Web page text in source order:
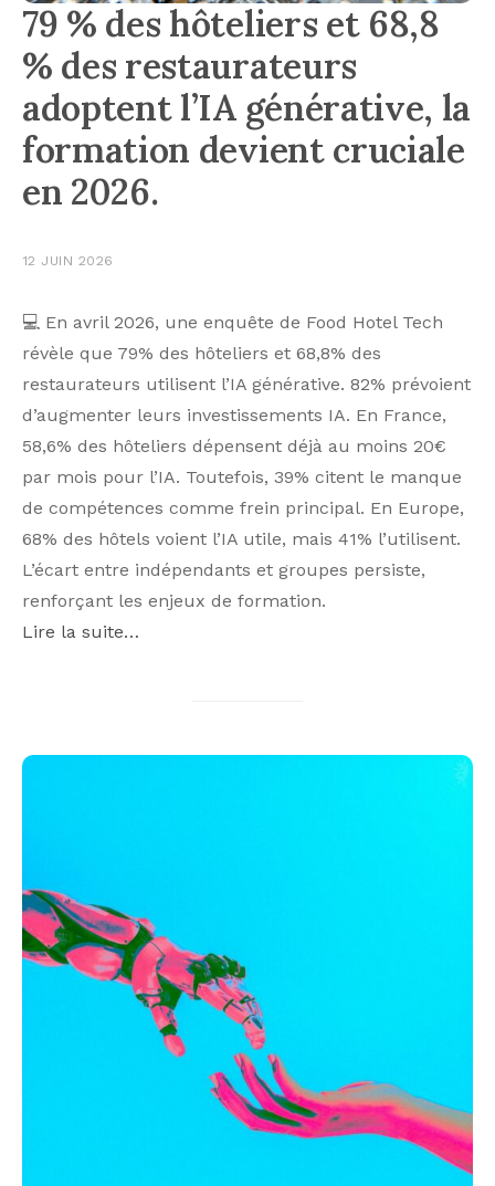
79 % des hôteliers et 68,8
% des restaurateurs
adoptent l’IA générative, la
formation devient cruciale
en 2026.
12 JUIN 2026
💻 En avril 2026, une enquête de Food Hotel Tech
révèle que 79% des hôteliers et 68,8% des
restaurateurs utilisent l’IA générative. 82% prévoient
d’augmenter leurs investissements IA. En France,
58,6% des hôteliers dépensent déjà au moins 20€
par mois pour l’IA. Toutefois, 39% citent le manque
de compétences comme frein principal. En Europe,
68% des hôtels voient l’IA utile, mais 41% l’utilisent.
L’écart entre indépendants et groupes persiste,
renforçant les enjeux de formation.
Lire la suite…